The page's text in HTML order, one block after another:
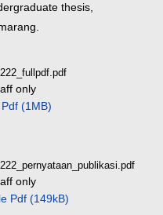
thesis,
only
(1MB)
only
Pdf (149kB)